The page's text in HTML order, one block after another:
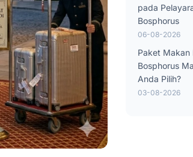
pada
Bosphorus
06-08-2026
Paket Makan
Bosphorus
Anda Pilih?
03-08-2026